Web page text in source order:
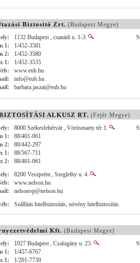
Biztosító Zrt. (Budapest Megye)
1132 Budapest , csanádi u. 1-3.
1:
1/452-3581
2:
1/452-3580
1:
1/452-3535
www.eub.hu
info@eub.hu
barbara.jaszai@eub.hu
ALKUSZ RT. (Fejér Megye)
8000 Székesfehérvár , Vörösmarty tér 1.
1:
88/401-061
2:
88/442-297
1:
88/567-711
2:
88/401-061
8200 Veszprém , Szeglethy u. 4.
www.nelson.hu
nelsonvp@nelson.hu
Szállítás hitelbiztosítás, növény hitelbiztosítás.
Kft. (Budapest Megye)
1027 Budapest , Csalogány u. 23.
1:
1/457-6767
1:
1/201-7739